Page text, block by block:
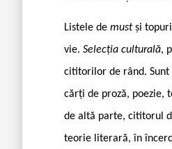
Listele de mustși
vie. Selecția culturală,
cititorilor de rând. Sunt
cărți de proză, poezie,
de altă parte, cititorul
teorie literară, în